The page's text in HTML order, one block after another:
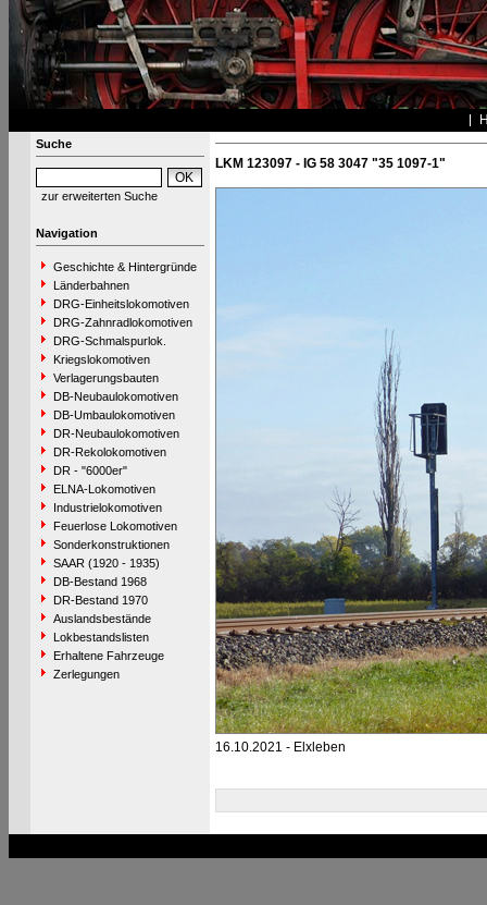
Suche
zur erweiterten Suche
Navigation
Geschichte & Hintergründe
Länderbahnen
DRG-Einheitslokomotiven
DRG-Zahnradlokomotiven
DRG-Schmalspurlok.
Kriegslokomotiven
Verlagerungsbauten
DB-Neubaulokomotiven
DB-Umbaulokomotiven
DR-Neubaulokomotiven
DR-Rekolokomotiven
DR - "6000er"
ELNA-Lokomotiven
Industrielokomotiven
Feuerlose Lokomotiven
Sonderkonstruktionen
SAAR (1920 - 1935)
DB-Bestand 1968
DR-Bestand 1970
Auslandsbestände
Lokbestandslisten
Erhaltene Fahrzeuge
Zerlegungen
LKM 123097 - IG 58 3047 "35 1097-1"
16.10.2021 - Elxleben